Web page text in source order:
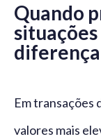
Quando
situações
diferença
Em transações
valores mais